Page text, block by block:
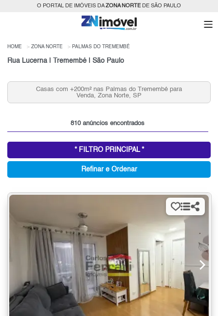
O PORTAL DE IMÓVEIS DAZONA NORTEDE SÃO PAULO
HOME ZONA NORTE PALMAS DO TREMEMBÉ
Rua Lucerna | Tremembé | São Paulo
Casas com +200m² nas Palmas do Tremembé para
Venda, Zona Norte, SP
810 anúncios encontrados
* FILTRO PRINCIPAL *
Refinar e Ordenar